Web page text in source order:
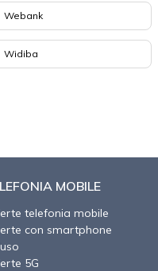
Webank
Widiba
MOBILE
telefonia mobile
con smartphone
5G